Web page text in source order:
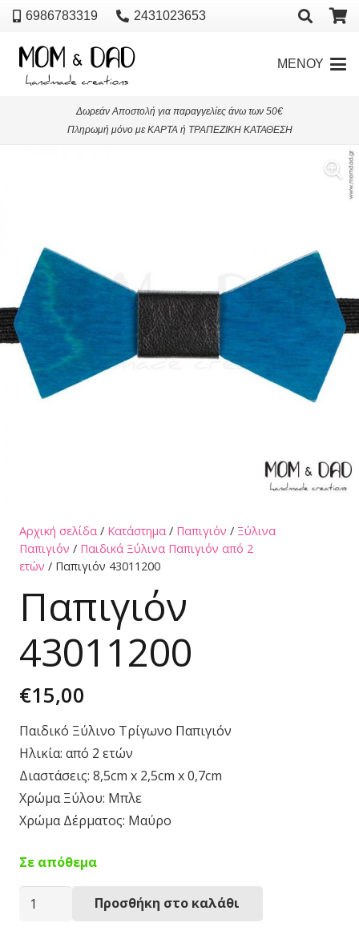
6986783319 2431023653
ΜΕΝΟΥ
Δωρεάν Αποστολή για παραγγελίες άνω των 50€
Πληρωμή μόνο με ΚΑΡΤΑ ή ΤΡΑΠΕΖΙΚΗ ΚΑΤΑΘΕΣΗ
Αρχική σελίδα / Κατάστημα / Παπιγιόν / Ξύλινα
Παπιγιόν / Παιδικά Ξύλινα Παπιγιόν από 2
ετών / Παπιγιόν 43011200
Παπιγιόν
43011200
€15,00
Παιδικό Ξύλινο Τρίγωνο Παπιγιόν
Ηλικία: από 2 ετών
Διαστάσεις: 8,5cm x 2,5cm x 0,7cm
Χρώμα Ξύλου: Μπλε
Χρώμα Δέρματος: Μαύρο
Σε απόθεμα
Παπιγιόν
Προσθήκη στο καλάθι